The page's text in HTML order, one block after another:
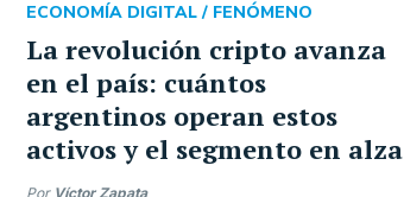
La revolución cripto avanza
en el país: cuántos
argentinos operan estos
activos y el segmento en alza
ECONOMÍA DIGITAL / FENÓMENO
Por Víctor Zapata